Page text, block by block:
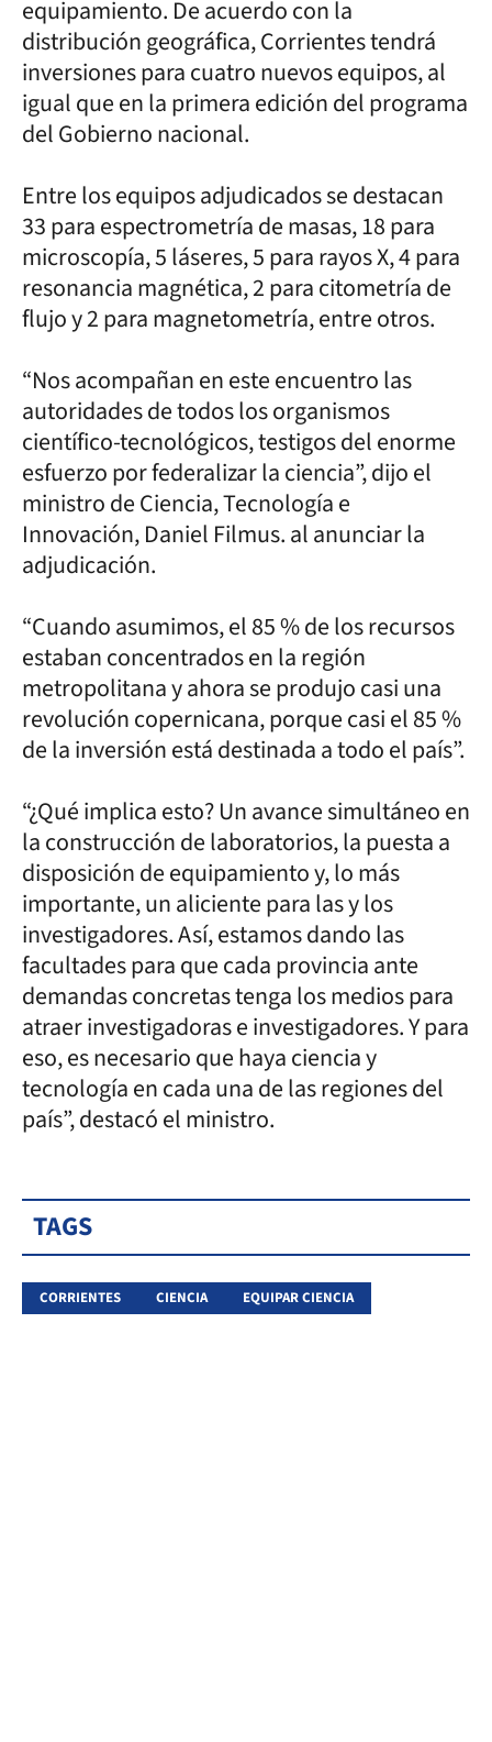
equipamiento. De acuerdo con la
distribución geográfica, Corrientes tendrá
inversiones para cuatro nuevos equipos, al
igual que en la primera edición del programa
del Gobierno nacional.
Entre los equipos adjudicados se destacan
33 para espectrometría de masas, 18 para
microscopía, 5 láseres, 5 para rayos X, 4 para
resonancia magnética, 2 para citometría de
flujo y 2 para magnetometría, entre otros.
“Nos acompañan en este encuentro las
autoridades de todos los organismos
científico-tecnológicos, testigos del enorme
esfuerzo por federalizar la ciencia”, dijo el
ministro de Ciencia, Tecnología e
Innovación, Daniel Filmus. al anunciar la
adjudicación.
“Cuando asumimos, el 85 % de los recursos
estaban concentrados en la región
metropolitana y ahora se produjo casi una
revolución copernicana, porque casi el 85 %
de la inversión está destinada a todo el país”.
“¿Qué implica esto? Un avance simultáneo en
la construcción de laboratorios, la puesta a
disposición de equipamiento y, lo más
importante, un aliciente para las y los
investigadores. Así, estamos dando las
facultades para que cada provincia ante
demandas concretas tenga los medios para
atraer investigadoras e investigadores. Y para
eso, es necesario que haya ciencia y
tecnología en cada una de las regiones del
país”, destacó el ministro.
TAGS
CORRIENTES CIENCIA EQUIPAR CIENCIA